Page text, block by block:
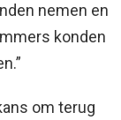
nemen en
konden
om terug